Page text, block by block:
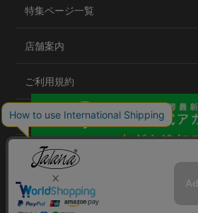
特集ページ一覧
店舗案内
ご利用規約
プライバシーポリシー
特定商取引法について
会社概要